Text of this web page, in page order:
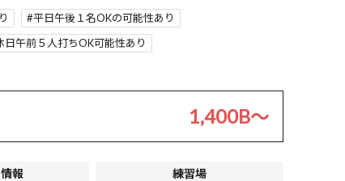
平日午後１名OKの可能性あり
日午前５人打ちOK可能性あり
1,400B〜
報 練習場